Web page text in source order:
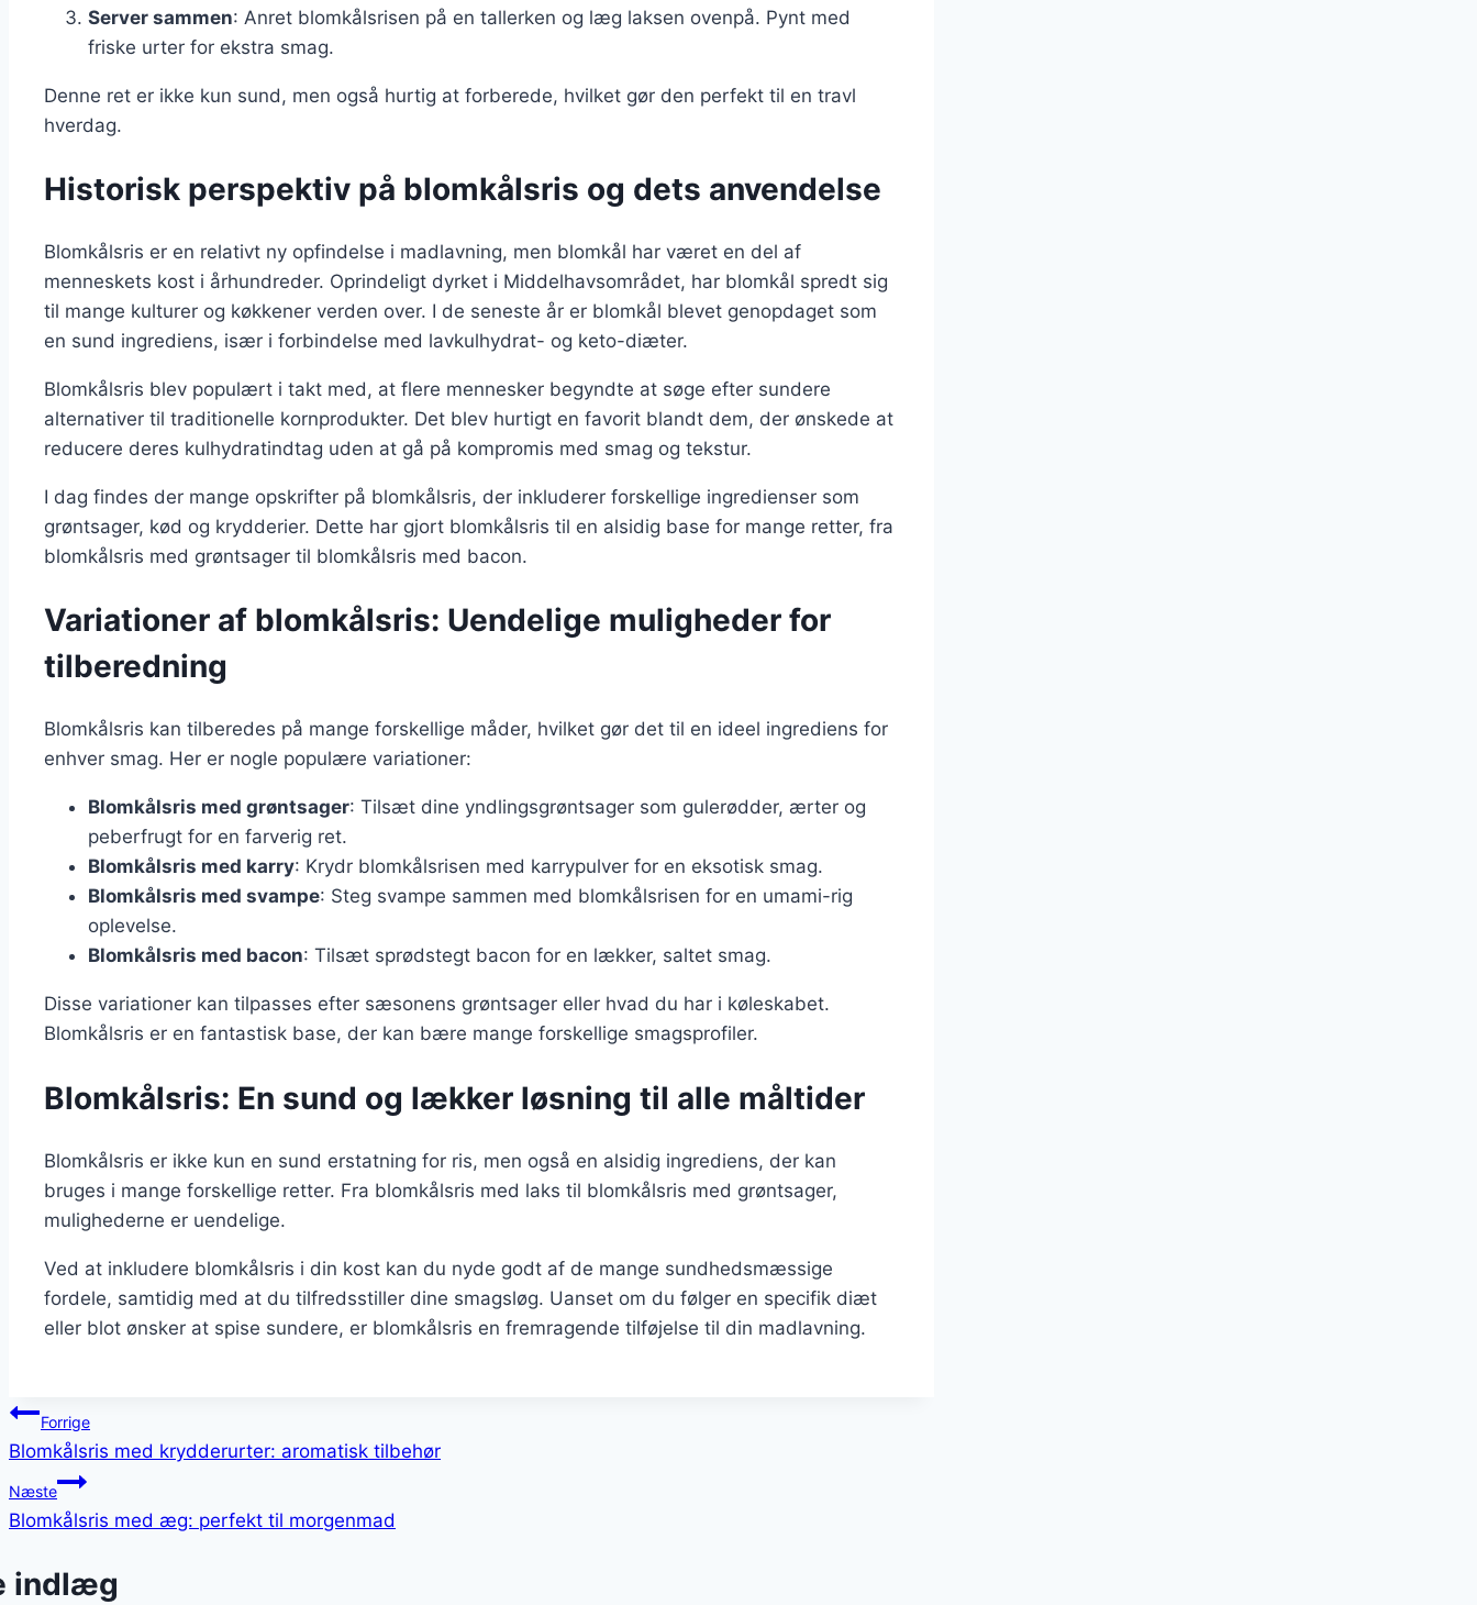
Server sammen: Anret blomkålsrisen på en tallerken og læg laksen ovenpå. Pynt med
friske urter for ekstra smag.
Denne ret er ikke kun sund, men også hurtig at forberede, hvilket gør den perfekt til en travl
hverdag.
Historisk perspektiv på blomkålsris og dets anvendelse
Blomkålsris er en relativt ny opfindelse i madlavning, men blomkål har været en del af
menneskets kost i århundreder. Oprindeligt dyrket i Middelhavsområdet, har blomkål spredt sig
til mange kulturer og køkkener verden over. I de seneste år er blomkål blevet genopdaget som
en sund ingrediens, især i forbindelse med lavkulhydrat- og keto-diæter.
Blomkålsris blev populært i takt med, at flere mennesker begyndte at søge efter sundere
alternativer til traditionelle kornprodukter. Det blev hurtigt en favorit blandt dem, der ønskede at
reducere deres kulhydratindtag uden at gå på kompromis med smag og tekstur.
I dag findes der mange opskrifter på blomkålsris, der inkluderer forskellige ingredienser som
grøntsager, kød og krydderier. Dette har gjort blomkålsris til en alsidig base for mange retter, fra
blomkålsris med grøntsager til blomkålsris med bacon.
Variationer af blomkålsris: Uendelige muligheder for
tilberedning
Blomkålsris kan tilberedes på mange forskellige måder, hvilket gør det til en ideel ingrediens for
enhver smag. Her er nogle populære variationer:
Blomkålsris med grøntsager: Tilsæt dine yndlingsgrøntsager som gulerødder, ærter og
peberfrugt for en farverig ret.
Blomkålsris med karry: Krydr blomkålsrisen med karrypulver for en eksotisk smag.
Blomkålsris med svampe: Steg svampe sammen med blomkålsrisen for en umami-rig
oplevelse.
Blomkålsris med bacon: Tilsæt sprødstegt bacon for en lækker, saltet smag.
Disse variationer kan tilpasses efter sæsonens grøntsager eller hvad du har i køleskabet.
Blomkålsris er en fantastisk base, der kan bære mange forskellige smagsprofiler.
Blomkålsris: En sund og lækker løsning til alle måltider
Blomkålsris er ikke kun en sund erstatning for ris, men også en alsidig ingrediens, der kan
bruges i mange forskellige retter. Fra blomkålsris med laks til blomkålsris med grøntsager,
mulighederne er uendelige.
Ved at inkludere blomkålsris i din kost kan du nyde godt af de mange sundhedsmæssige
fordele, samtidig med at du tilfredsstiller dine smagsløg. Uanset om du følger en specifik diæt
eller blot ønsker at spise sundere, er blomkålsris en fremragende tilføjelse til din madlavning.
Indlægsnavigation
Forrige
Blomkålsris med krydderurter: aromatisk tilbehør
Næste
Blomkålsris med æg: perfekt til morgenmad
indlæg